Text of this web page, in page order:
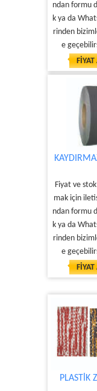
ndan formu
k ya da
rinden
e
FİYAT
Fiyat ve
mak için
ndan formu
k ya da
rinden
e
FİYAT
PLASTİK